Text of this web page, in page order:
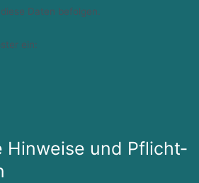
Daten befolgen.
ein:
Hinweise und Pflicht­